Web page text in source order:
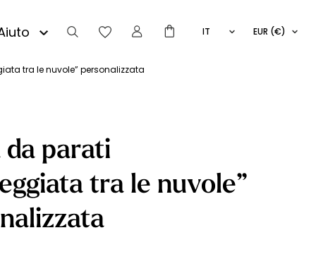
IT
EUR (€)
tra le nuvole” personalizzata
parati
tra le nuvole”